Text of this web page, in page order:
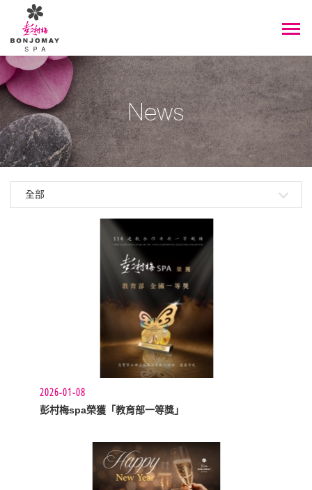
News
全部
2026-01-08
彭村梅spa榮獲「教育部一等獎」